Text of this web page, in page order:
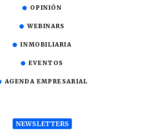
OPINIÓN
WEBINARS
INMOBILIARIA
EVENTOS
AGENDA EMPRESARIAL
NEWSLETTERS